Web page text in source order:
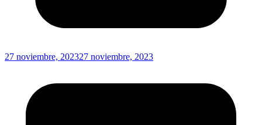
27 noviembre, 202327 noviembre, 2023